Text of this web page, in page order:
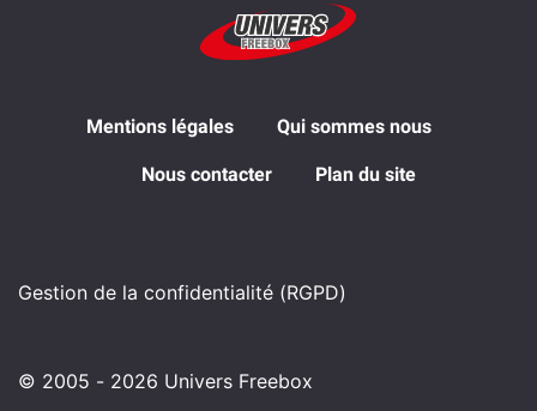
Mentions légales Qui sommes nous
Nous contacter Plan du site
Gestion de la confidentialité (RGPD)
© 2005 - 2026 Univers Freebox